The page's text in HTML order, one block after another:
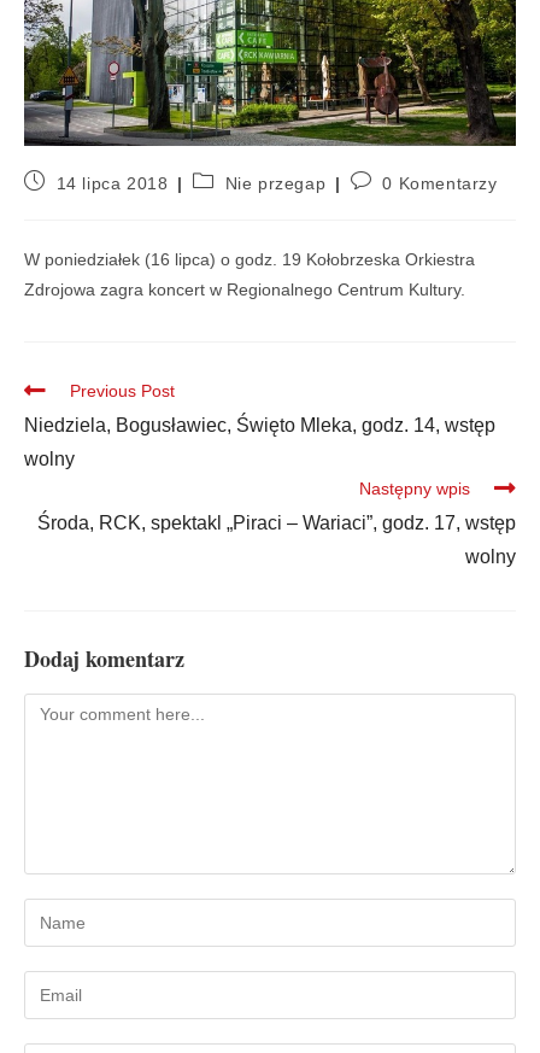
14 lipca 2018 Nie przegap 0 Komentarzy
W poniedziałek (16 lipca) o godz. 19 Kołobrzeska Orkiestra
Zdrojowa zagra koncert w Regionalnego Centrum Kultury.
Previous Post
Niedziela, Bogusławiec, Święto Mleka, godz. 14, wstęp
wolny
Następny wpis
Środa, RCK, spektakl „Piraci – Wariaci”, godz. 17, wstęp
wolny
Dodaj komentarz